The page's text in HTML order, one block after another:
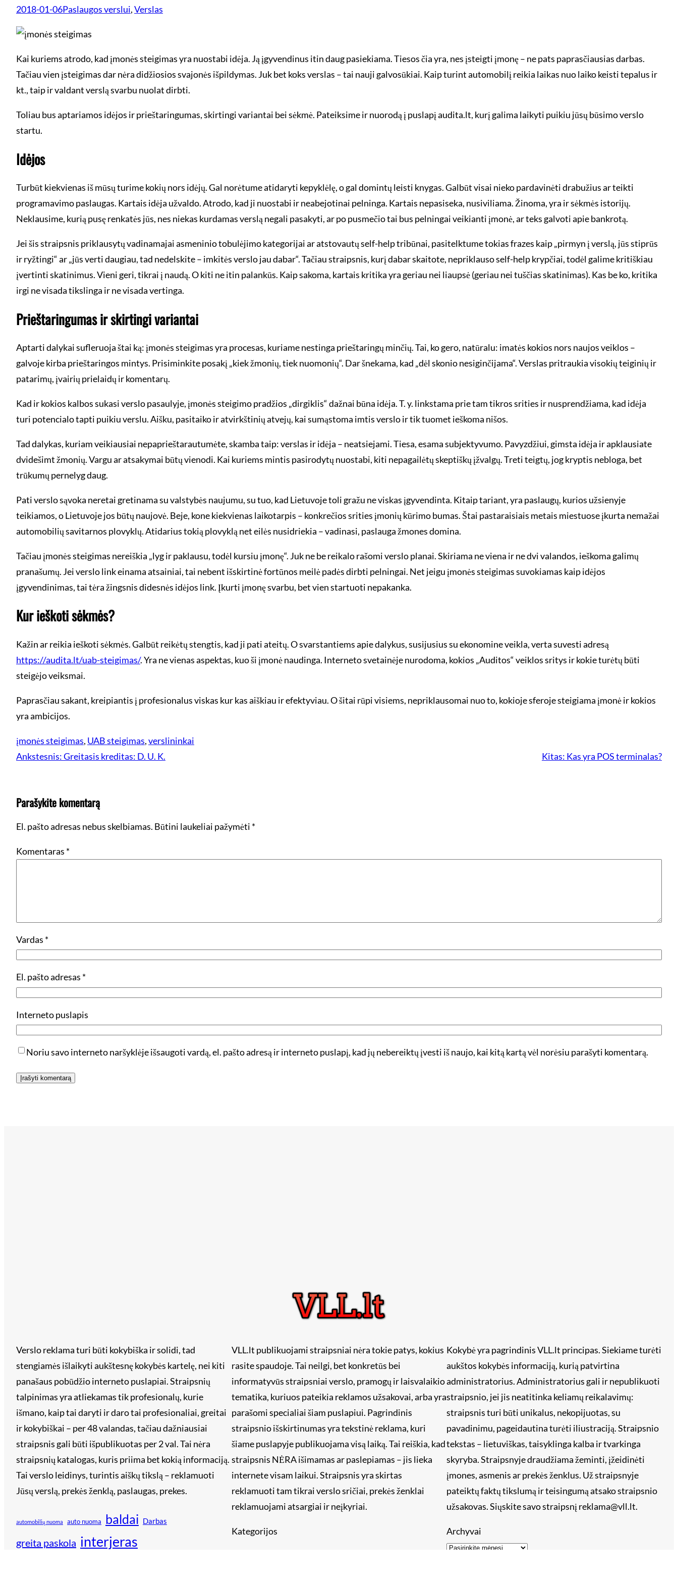
2018-01-06Paslaugos verslui, Verslas
Kai kuriems atrodo, kad įmonės steigimas yra nuostabi idėja. Ją įgyvendinus itin daug pasiekiama. Tiesos čia yra, nes įsteigti įmonę – ne pats paprasčiausias darbas.
Tačiau vien įsteigimas dar nėra didžiosios svajonės išpildymas. Juk bet koks verslas – tai nauji galvosūkiai. Kaip turint automobilį reikia laikas nuo laiko keisti tepalus ir
kt., taip ir valdant verslą svarbu nuolat dirbti.
Toliau bus aptariamos idėjos ir prieštaringumas, skirtingi variantai bei sėkmė. Pateiksime ir nuorodą į puslapį audita.lt, kurį galima laikyti puikiu jūsų būsimo verslo
startu.
Idėjos
Turbūt kiekvienas iš mūsų turime kokių nors idėjų. Gal norėtume atidaryti kepyklėlę, o gal domintų leisti knygas. Galbūt visai nieko pardavinėti drabužius ar teikti
programavimo paslaugas. Kartais idėja užvaldo. Atrodo, kad ji nuostabi ir neabejotinai pelninga. Kartais nepasiseka, nusiviliama. Žinoma, yra ir sėkmės istorijų.
Neklausime, kurią pusę renkatės jūs, nes niekas kurdamas verslą negali pasakyti, ar po pusmečio tai bus pelningai veikianti įmonė, ar teks galvoti apie bankrotą.
Jei šis straipsnis priklausytų vadinamajai asmeninio tobulėjimo kategorijai ar atstovautų self-help tribūnai, pasitelktume tokias frazes kaip „pirmyn į verslą, jūs stiprūs
ir ryžtingi“ ar „jūs verti daugiau, tad nedelskite – imkitės verslo jau dabar“. Tačiau straipsnis, kurį dabar skaitote, nepriklauso self-help krypčiai, todėl galime kritiškiau
įvertinti skatinimus. Vieni geri, tikrai į naudą. O kiti ne itin palankūs. Kaip sakoma, kartais kritika yra geriau nei liaupsė (geriau nei tuščias skatinimas). Kas be ko, kritika
irgi ne visada tikslinga ir ne visada vertinga.
Prieštaringumas ir skirtingi variantai
Aptarti dalykai sufleruoja štai ką: įmonės steigimas yra procesas, kuriame nestinga prieštaringų minčių. Tai, ko gero, natūralu: imatės kokios nors naujos veiklos –
galvoje kirba prieštaringos mintys. Prisiminkite posakį „kiek žmonių, tiek nuomonių“. Dar šnekama, kad „dėl skonio nesiginčijama“. Verslas pritraukia visokių teiginių ir
patarimų, įvairių prielaidų ir komentarų.
Kad ir kokios kalbos sukasi verslo pasaulyje, įmonės steigimo pradžios „dirgiklis“ dažnai būna idėja. T. y. linkstama prie tam tikros srities ir nusprendžiama, kad idėja
turi potencialo tapti puikiu verslu. Aišku, pasitaiko ir atvirkštinių atvejų, kai sumąstoma imtis verslo ir tik tuomet ieškoma nišos.
Tad dalykas, kuriam veikiausiai nepaprieštarautumėte, skamba taip: verslas ir idėja – neatsiejami. Tiesa, esama subjektyvumo. Pavyzdžiui, gimsta idėja ir apklausiate
dvidešimt žmonių. Vargu ar atsakymai būtų vienodi. Kai kuriems mintis pasirodytų nuostabi, kiti nepagailėtų skeptiškų įžvalgų. Treti teigtų, jog kryptis nebloga, bet
trūkumų pernelyg daug.
Pati verslo sąvoka neretai gretinama su valstybės naujumu, su tuo, kad Lietuvoje toli gražu ne viskas įgyvendinta. Kitaip tariant, yra paslaugų, kurios užsienyje
teikiamos, o Lietuvoje jos būtų naujovė. Beje, kone kiekvienas laikotarpis – konkrečios srities įmonių kūrimo bumas. Štai pastaraisiais metais miestuose įkurta nemažai
automobilių savitarnos plovyklų. Atidarius tokią plovyklą net eilės nusidriekia – vadinasi, paslauga žmones domina.
Tačiau įmonės steigimas nereiškia „lyg ir paklausu, todėl kursiu įmonę“. Juk ne be reikalo rašomi verslo planai. Skiriama ne viena ir ne dvi valandos, ieškoma galimų
pranašumų. Jei verslo link einama atsainiai, tai nebent išskirtinė fortūnos meilė padės dirbti pelningai. Net jeigu įmonės steigimas suvokiamas kaip idėjos
įgyvendinimas, tai tėra žingsnis didesnės idėjos link. Įkurti įmonę svarbu, bet vien startuoti nepakanka.
Kur ieškoti sėkmės?
Kažin ar reikia ieškoti sėkmės. Galbūt reikėtų stengtis, kad ji pati ateitų. O svarstantiems apie dalykus, susijusius su ekonomine veikla, verta suvesti adresą
https://audita.lt/uab-steigimas/. Yra ne vienas aspektas, kuo ši įmonė naudinga. Interneto svetainėje nurodoma, kokios „Auditos“ veiklos sritys ir kokie turėtų būti
steigėjo veiksmai.
Paprasčiau sakant, kreipiantis į profesionalus viskas kur kas aiškiau ir efektyviau. O šitai rūpi visiems, nepriklausomai nuo to, kokioje sferoje steigiama įmonė ir kokios
yra ambicijos.
įmonės steigimas, UAB steigimas, verslininkai
Ankstesnis:Greitasis kreditas: D. U. K. Kitas: Kas yra POS terminalas?
Parašykite komentarą
El. pašto adresas nebus skelbiamas. Būtini laukeliai pažymėti *
Komentaras *
Vardas *
El. pašto adresas *
Interneto puslapis
Noriu savo interneto naršyklėje išsaugoti vardą, el. pašto adresą ir interneto puslapį, kad jų nebereiktų įvesti iš naujo, kai kitą kartą vėl norėsiu parašyti komentarą.
Verslo reklama turi būti kokybiška ir solidi, tad
stengiamės išlaikyti aukštesnę kokybės kartelę, nei kiti
panašaus pobūdžio interneto puslapiai. Straipsnių
talpinimas yra atliekamas tik profesionalų, kurie
išmano, kaip tai daryti ir daro tai profesionaliai, greitai
ir kokybiškai – per 48 valandas, tačiau dažniausiai
straipsnis gali būti išpublikuotas per 2 val. Tai nėra
straipsnių katalogas, kuris priima bet kokią informaciją.
Tai verslo leidinys, turintis aiškų tikslą – reklamuoti
Jūsų verslą, prekės ženklą, paslaugas, prekes.
automobilių nuoma auto nuoma baldai Darbas
greita paskola interjeras
VLL.lt publikuojami straipsniai nėra tokie patys, kokius
rasite spaudoje. Tai neilgi, bet konkretūs bei
informatyvūs straipsniai verslo, pramogų ir laisvalaikio
tematika, kuriuos pateikia reklamos užsakovai, arba yra
parašomi specialiai šiam puslapiui. Pagrindinis
straipsnio išskirtinumas yra tekstinė reklama, kuri
šiame puslapyje publikuojama visą laiką. Tai reiškia, kad
straipsnis NĖRA išimamas ar paslepiamas – jis lieka
internete visam laikui. Straipsnis yra skirtas
reklamuoti tam tikrai verslo sričiai, prekės ženklai
reklamuojami atsargiai ir neįkyriai.
Kategorijos
Kokybė yra pagrindinis VLL.lt principas. Siekiame turėti
aukštos kokybės informaciją, kurią patvirtina
administratorius. Administratorius gali ir nepublikuoti
straipsnio, jei jis neatitinka keliamų reikalavimų:
straipsnis turi būti unikalus, nekopijuotas, su
pavadinimu, pageidautina turėti iliustraciją. Straipsnio
tekstas – lietuviškas, taisyklinga kalba ir tvarkinga
skyryba. Straipsnyje draudžiama žeminti, įžeidinėti
įmones, asmenis ar prekės ženklus. Už straipsnyje
pateiktų faktų tikslumą ir teisingumą atsako straipsnio
užsakovas. Siųskite savo straipsnį reklama@vll.lt.
Archyvai